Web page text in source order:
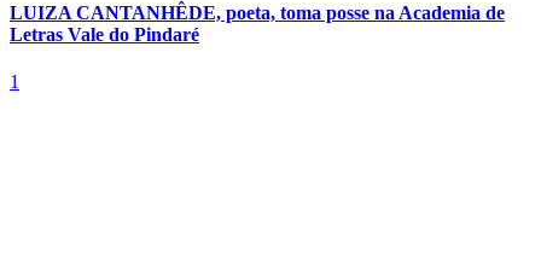
LUIZA CANTANHÊDE, poeta, toma posse na Academia de
Letras Vale do Pindaré
1